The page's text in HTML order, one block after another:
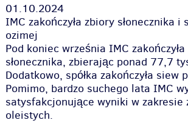
01.10.2024
IMC zakończyła zbiory słonecznika i
ozimej
Pod koniec września IMC
słonecznika, zbierając ponad 77,7
Dodatkowo, spółka zakończyła siew
Pomimo, bardzo suchego lata IMC
satysfakcjonujące wyniki w zakresie
oleistych.